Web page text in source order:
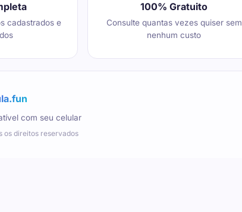
cadastrados e
100% Gratuito
Consulte quantas vezes quiser sem
nenhum custo
com seu celular
direitos reservados